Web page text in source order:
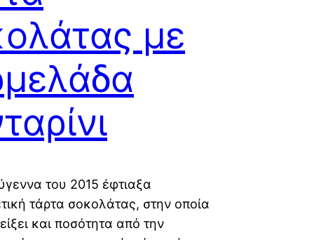
με
του 2015 έφτιαξα
τάρτα σοκολάτας, στην οποία
και ποσότητα από την